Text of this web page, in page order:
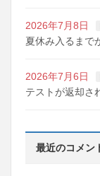
2026年7月8日
夏休み入るまで
2026年7月6日
テストが返却さ
最近のコメン